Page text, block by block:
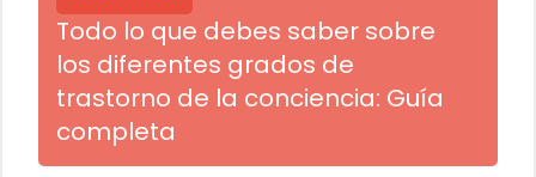
Todo lo que debes saber sobre
los diferentes grados de
trastorno de la conciencia: Guía
completa